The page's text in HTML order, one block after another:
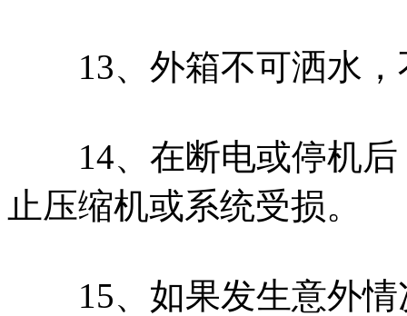
13、外箱不可洒水，
14、在断电或停机后
止压缩机或系统受损。
15、如果发生意外情